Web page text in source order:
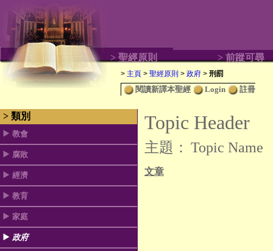
> 聖經原則 > 前蹤可尋
> 主頁 > 聖經原則 > 政府 > 刑罰
閱讀新譯本聖經 Login 註冊
> 類別
教會
腐敗
經濟
教育
家庭
政府
Topic Header
主題： Topic Name
文章